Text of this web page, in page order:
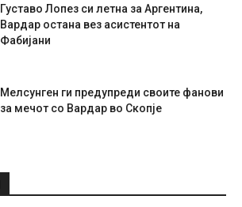
Густаво Лопез си летна за Аргентина,
Вардар остана вез асистентот на
Фабијани
Мелсунген ги предупреди своите фанови
за мечот со Вардар во Скопје